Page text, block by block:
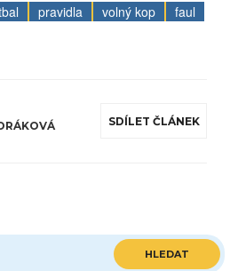
pravidla volný kop faul
SDÍLET ČLÁNEK
HLEDAT